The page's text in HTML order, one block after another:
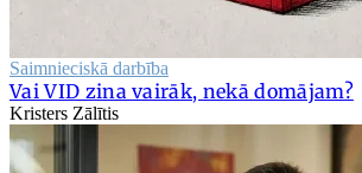
Saimnieciskā darbība
Vai VID zina vairāk, nekā domājam?
Kristers Zālītis